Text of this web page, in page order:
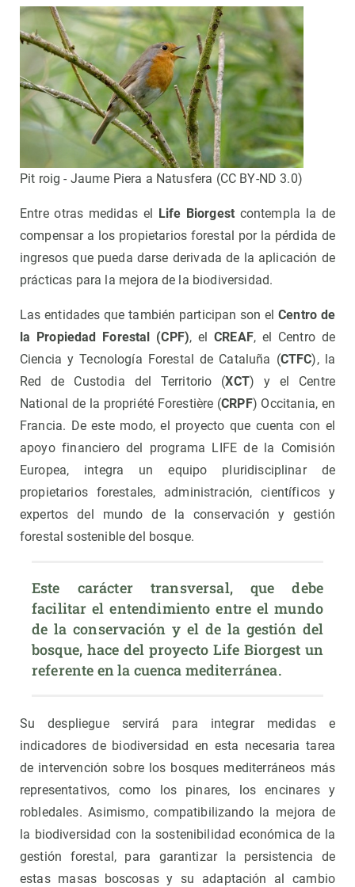
Pit roig - Jaume Piera a Natusfera (CC BY-ND 3.0)
Entre otras medidas el Life Biorgest contempla la de
compensar a los propietarios forestal por la pérdida de
ingresos que pueda darse derivada de la aplicación de
prácticas para la mejora de la biodiversidad.
Las entidades que también participan son elCentro de
la Propiedad Forestal (CPF), elCREAF, el Centro de
Ciencia y Tecnología Forestal de Cataluña (CTFC), la
Red de Custodia del Territorio (XCT) y el Centre
National de la propriété Forestière (CRPF) Occitania, en
Francia. De este modo, el proyecto que cuenta con el
apoyo financiero del programa LIFE de la Comisión
Europea, integra un equipo pluridisciplinar de
propietarios forestales, administración, científicos y
expertos del mundo de la conservación y gestión
forestal sostenible del bosque.
Este carácter transversal, que debe
facilitar el entendimiento entre el mundo
de la conservación y el de la gestión del
bosque, hace del proyecto Life Biorgest un
referente en la cuenca mediterránea.
Su despliegue servirá para integrar medidas e
indicadores de biodiversidad en esta necesaria tarea
de intervención sobre los bosques mediterráneos más
representativos, como los pinares, los encinares y
robledales. Asimismo, compatibilizando la mejora de
la biodiversidad con la sostenibilidad económica de la
gestión forestal, para garantizar la persistencia de
estas masas boscosas y su adaptación al cambio